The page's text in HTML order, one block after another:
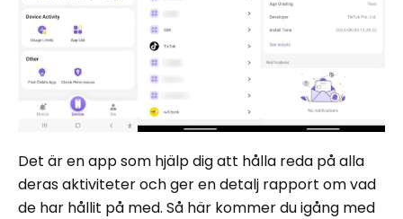
Det är en app som hjälp dig att hålla reda på alla
deras aktiviteter och ger en detalj rapport om vad
de har hållit på med. Så här kommer du igång med